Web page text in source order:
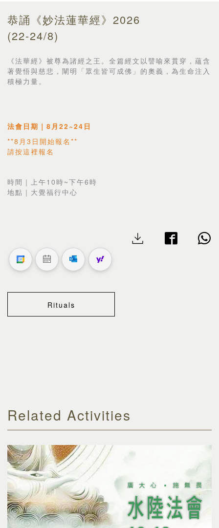
恭誦《妙法蓮華經》2026
(22-24/8)
《法華經》被尊為諸經之王。全篇經文以譬喻來貫穿， 蘊含
著覺悟與慈悲，闡明「眾生皆可成佛」的奧義， 為生命注入
積極力量。
法會日期｜8月22~24日
**8月3日開始報名**
請按這裡報名
時間｜上午10時~下午6時
地點｜大覺福行中心
Rituals
Related Activities